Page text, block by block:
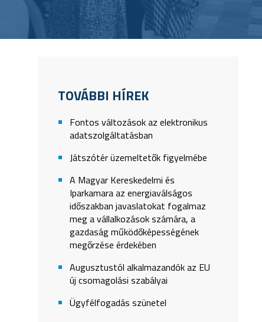
TOVÁBBI HÍREK
Fontos változások az elektronikus
adatszolgáltatásban
Játszótér üzemeltetők figyelmébe
A Magyar Kereskedelmi és
Iparkamara az energiaválságos
időszakban javaslatokat fogalmaz
meg a vállalkozások számára, a
gazdaság működőképességének
megőrzése érdekében
Augusztustól alkalmazandók az EU
új csomagolási szabályai
Ügyfélfogadás szünetel